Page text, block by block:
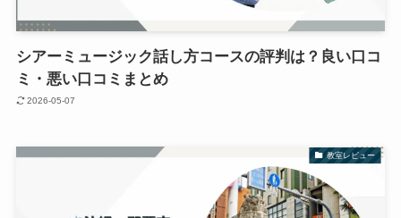
シアーミュージック話し方コースの評判は？良い口コ
ミ・悪い口コミまとめ
2026-05-07
教室レビュー